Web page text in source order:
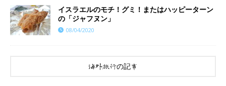
イスラエルのモチ！グミ！またはハッピーターン
の「ジャフヌン」
08/04/2020
海外旅行の記事